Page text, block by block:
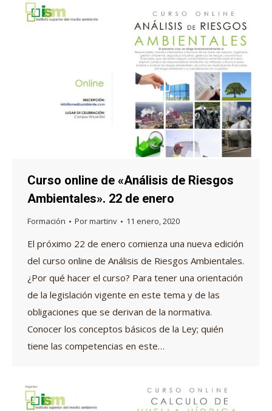
Curso online de «Análisis de Riesgos
Ambientales». 22 de enero
Formación Pormartinv 11 enero, 2020
El próximo 22 de enero comienza una nueva edición
del curso online de Análisis de Riesgos Ambientales.
¿Por qué hacer el curso? Para tener una orientación
de la legislación vigente en este tema y de las
obligaciones que se derivan de la normativa.
Conocer los conceptos básicos de la Ley; quién
tiene las competencias en este…